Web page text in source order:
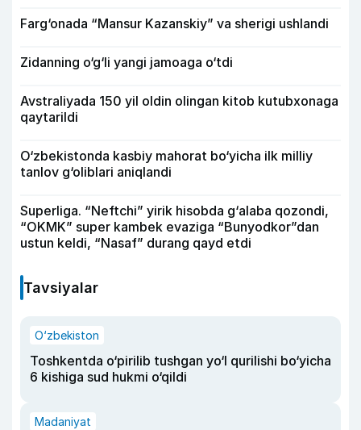
Farg‘onada “Mansur Kazanskiy” va sherigi ushlandi
Zidanning o‘g‘li yangi jamoaga o‘tdi
Avstraliyada 150 yil oldin olingan kitob kutubxonaga
qaytarildi
O‘zbekistonda kasbiy mahorat bo‘yicha ilk milliy
tanlov g‘oliblari aniqlandi
Superliga. “Neftchi” yirik hisobda g‘alaba qozondi,
“OKMK” super kambek evaziga “Bunyodkor”dan
ustun keldi, “Nasaf” durang qayd etdi
Tavsiyalar
O‘zbekiston
Toshkentda o‘pirilib tushgan yo‘l qurilishi bo‘yicha
6 kishiga sud hukmi o‘qildi
Madaniyat